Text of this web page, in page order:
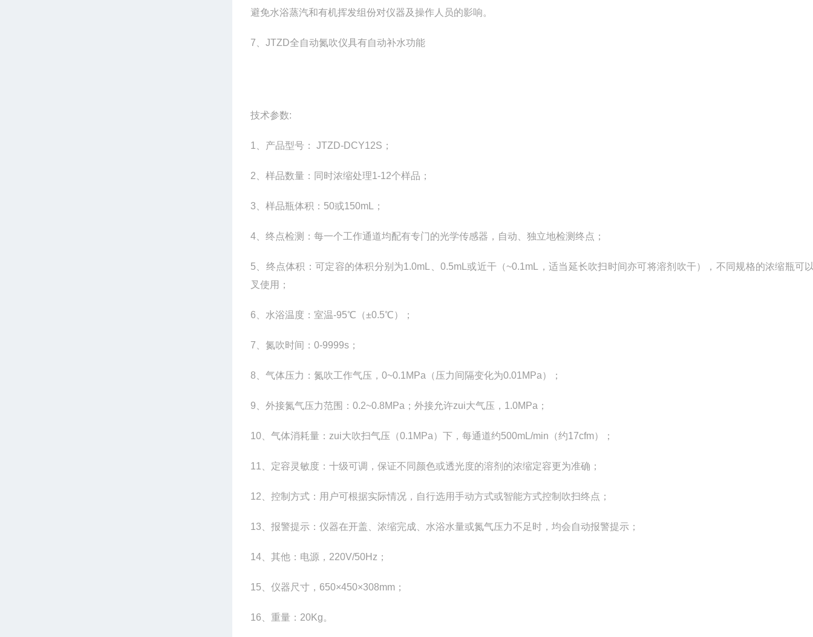
避免水浴蒸汽和有机挥发组份对仪器及操作人员的影响。
7 JTZD全自动氮吹仪具有自动补水功能
技术参数:
1 、产品型号： JTZD-DCY12S ；
2 、样品数量：同时浓缩处理1-12个样品；
3 、样品瓶体积： 50或150mL ；
4 、终点检测：每一个工作通道均配有专门的光学传感器，自动、独立地检测终点；
5 、终点体积：可定容的体积分别为1.0mL 、0.5mL或近干（~0.1mL
，适当延长吹扫时间亦可将溶剂吹干），不同规格的浓缩瓶可
叉使用；
6 、水浴温度：室温-95℃（±0.5℃）；
7 、氮吹时间： 0-9999s ；
8 、气体压力：氮吹工作气压， 0~0.1MPa （压力间隔变化为0.01MPa）；
9 、外接氮气压力范围： 0.2~0.8MPa ；外接允许zui大气压， 1.0MPa ；
10 、气体消耗量：zui大吹扫气压（0.1MPa）下，每通道约500mL/min （约17cfm）；
11 、定容灵敏度：十级可调，保证不同颜色或透光度的溶剂的浓缩定容更为准确；
12 、控制方式：用户可根据实际情况，自行选用手动方式或智能方式控制吹扫终点；
13 、报警提示：仪器在开盖、浓缩完成、水浴水量或氮气压力不足时，均会自动报警提示；
14 、其他：电源， 220V/50Hz ；
15 、仪器尺寸， 650×450×308mm ；
16 、重量： 20Kg。